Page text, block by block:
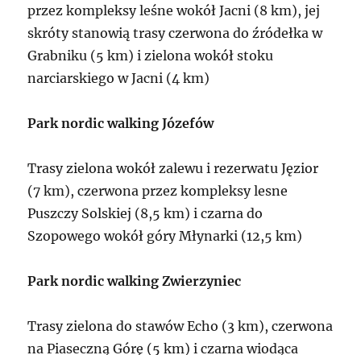
przez kompleksy leśne wokół Jacni (8 km), jej
skróty stanowią trasy czerwona do źródełka w
Grabniku (5 km) i zielona wokół stoku
narciarskiego w Jacni (4 km)
Park nordic walking Józefów
Trasy zielona wokół zalewu i rezerwatu Jęzior
(7 km), czerwona przez kompleksy lesne
Puszczy Solskiej (8,5 km) i czarna do
Szopowego wokół góry Młynarki (12,5 km)
Park nordic walking Zwierzyniec
Trasy zielona do stawów Echo (3 km), czerwona
na Piaseczną Górę (5 km) i czarna wiodąca